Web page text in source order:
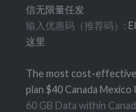
信无限量任发
输入优惠码（推荐码）:
这里
The most cost-effective
plan $40 Canada Mexico
60 GB Data within